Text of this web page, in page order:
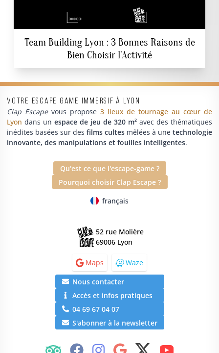
Team Building Lyon : 3 Bonnes Raisons de
Bien Choisir l'Activité
Votre escape game immersif à Lyon
Clap Escapevous propose 3 lieux de tournage au cœur de
Lyon dans un espace de jeu de 320 m² avec des thématiques
inédites basées sur des films cultes mêlées à une technologie
innovante, des manipulations et fouilles intelligentes.
Qu'est ce que l'escape-game ?
Pourquoi choisir Clap Escape ?
français
52 rue Molière
69006 Lyon
Maps Waze
Nous contacter
Accès et infos pratiques
04 69 67 04 07
S'abonner à la newsletter